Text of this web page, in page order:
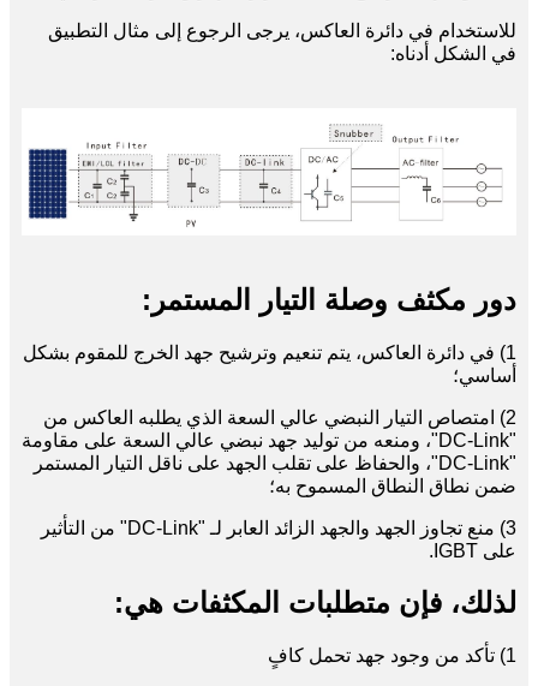
للاستخدام في دائرة العاكس، يرجى الرجوع إلى مثال التطبيق
في الشكل أدناه:
دور مكثف وصلة التيار المستمر:
1) في دائرة العاكس، يتم تنعيم وترشيح جهد الخرج للمقوم بشكل
أساسي؛
2) امتصاص التيار النبضي عالي السعة الذي يطلبه العاكس من
"DC-Link"، ومنعه من توليد جهد نبضي عالي السعة على مقاومة
"DC-Link"، والحفاظ على تقلب الجهد على ناقل التيار المستمر
ضمن نطاق النطاق المسموح به؛
3) منع تجاوز الجهد والجهد الزائد العابر لـ "DC-Link" من التأثير
على IGBT.
لذلك، فإن متطلبات المكثفات هي:
1) تأكد من وجود جهد تحمل كافٍ